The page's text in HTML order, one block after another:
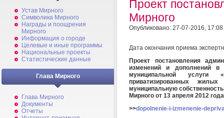
Устав Мирного
Символика Мирного
Награды и поощрения
Мирного
Информация о городе
Целевые и иные программы
Национальные проекты
Статистические данные
Глава Мирного
Глава Мирного
Документы
Отчеты
Проект
Мирного
Опубликовано: 27-07-2016, 17:08
Дата окончания приема
Проект постановления
изменений и дополнений в
муниципальной услуги
приватизированных
муниципальную
Мирного от 13 апреля 2012
>>dopolnenie-i-izmenenie-